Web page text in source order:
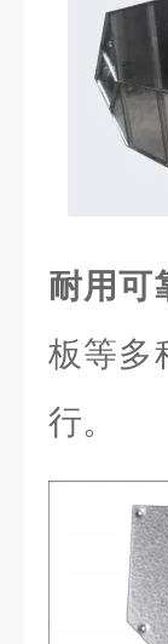
耐用可
板等多
行。